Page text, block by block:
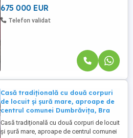
Ciocrac) la nr. ...
675 000 EUR
Telefon validat
Casă tradițională cu două corpuri
de locuit și șură mare, aproape de
centrul comunei Dumbrăvița, Bra
Casă tradițională cu două corpuri de locuit
și șură mare, aproape de centrul comunei